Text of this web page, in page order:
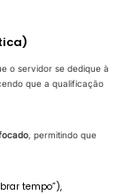
o servidor se dedique à
que a qualificação
, permitindo que
tempo”),